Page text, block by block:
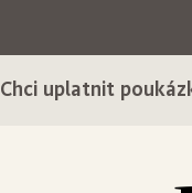
Chci uplatnit